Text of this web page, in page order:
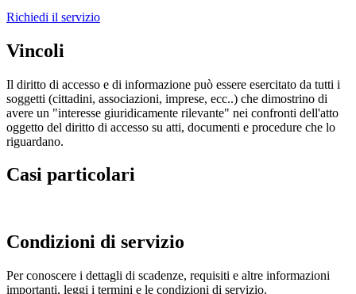
Richiedi il servizio
Vincoli
Il diritto di accesso e di informazione può essere esercitato da tutti i
soggetti (cittadini, associazioni, imprese, ecc..) che dimostrino di
avere un "interesse giuridicamente rilevante" nei confronti dell'atto
oggetto del diritto di accesso su atti, documenti e procedure che lo
riguardano.
Casi particolari
Condizioni di servizio
Per conoscere i dettagli di scadenze, requisiti e altre informazioni
importanti, leggi i termini e le condizioni di servizio.